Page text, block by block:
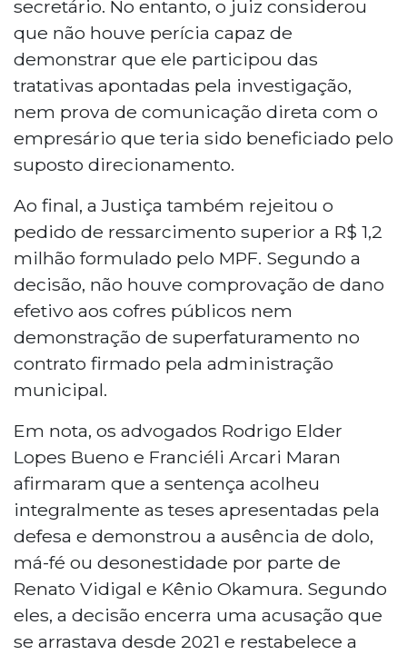
secretário. No entanto, o juiz considerou
que não houve perícia capaz de
demonstrar que ele participou das
tratativas apontadas pela investigação,
nem prova de comunicação direta com o
empresário que teria sido beneficiado pelo
suposto direcionamento.
Ao final, a Justiça também rejeitou o
pedido de ressarcimento superior a R$ 1,2
milhão formulado pelo MPF. Segundo a
decisão, não houve comprovação de dano
efetivo aos cofres públicos nem
demonstração de superfaturamento no
contrato firmado pela administração
municipal.
Em nota, os advogados Rodrigo Elder
Lopes Bueno e Franciéli Arcari Maran
afirmaram que a sentença acolheu
integralmente as teses apresentadas pela
defesa e demonstrou a ausência de dolo,
má-fé ou desonestidade por parte de
Renato Vidigal e Kênio Okamura. Segundo
eles, a decisão encerra uma acusação que
se arrastava desde 2021 e restabelece a